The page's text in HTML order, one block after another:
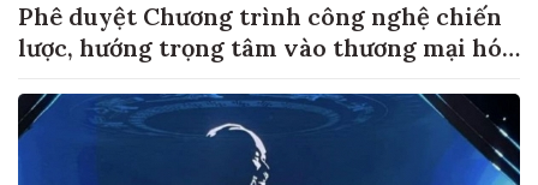
Phê duyệt Chương trình công nghệ chiến
lược, hướng trọng tâm vào thương mại hóa